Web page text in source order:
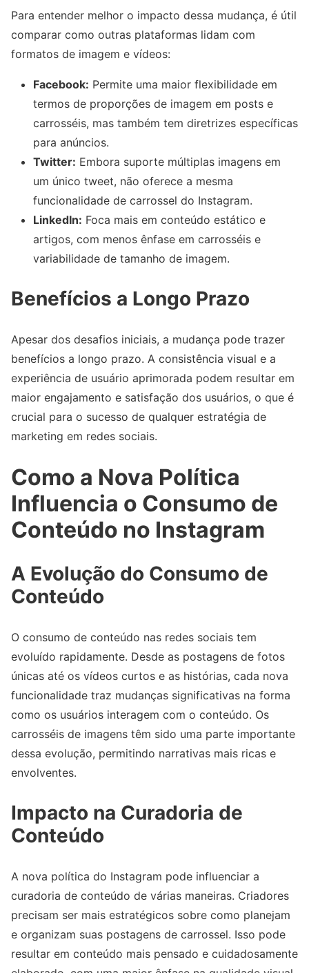
Para entender melhor o impacto dessa mudança, é útil
comparar como outras plataformas lidam com
formatos de imagem e vídeos:
Facebook: Permite uma maior flexibilidade em
termos de proporções de imagem em posts e
carrosséis, mas também tem diretrizes específicas
para anúncios.
Twitter: Embora suporte múltiplas imagens em
um único tweet, não oferece a mesma
funcionalidade de carrossel do Instagram.
LinkedIn: Foca mais em conteúdo estático e
artigos, com menos ênfase em carrosséis e
variabilidade de tamanho de imagem.
Benefícios a Longo Prazo
Apesar dos desafios iniciais, a mudança pode trazer
benefícios a longo prazo. A consistência visual e a
experiência de usuário aprimorada podem resultar em
maior engajamento e satisfação dos usuários, o que é
crucial para o sucesso de qualquer estratégia de
marketing em redes sociais.
Como a Nova Política
Influencia o Consumo de
Conteúdo no Instagram
A Evolução do Consumo de
Conteúdo
O consumo de conteúdo nas redes sociais tem
evoluído rapidamente. Desde as postagens de fotos
únicas até os vídeos curtos e as histórias, cada nova
funcionalidade traz mudanças significativas na forma
como os usuários interagem com o conteúdo. Os
carrosséis de imagens têm sido uma parte importante
dessa evolução, permitindo narrativas mais ricas e
envolventes.
Impacto na Curadoria de
Conteúdo
A nova política do Instagram pode influenciar a
curadoria de conteúdo de várias maneiras. Criadores
precisam ser mais estratégicos sobre como planejam
e organizam suas postagens de carrossel. Isso pode
resultar em conteúdo mais pensado e cuidadosamente